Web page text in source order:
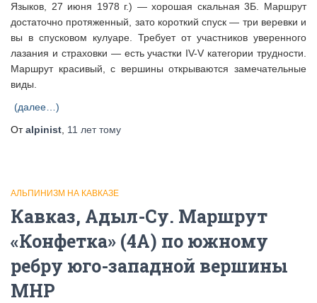
Языков, 27 июня 1978 г.) — хорошая скальная 3Б. Маршрут
достаточно протяженный, зато короткий спуск — три веревки и
вы в спусковом кулуаре. Требует от участников уверенного
лазания и страховки — есть участки IV-V категории трудности.
Маршрут красивый, с вершины открываются замечательные
виды.
(далее…)
Отalpinist 11 леттому
АЛЬПИНИЗМ НА КАВКАЗЕ
Кавказ, Адыл-Су. Маршрут
«Конфетка» (4А) по южному
ребру юго-западной вершины
МНР